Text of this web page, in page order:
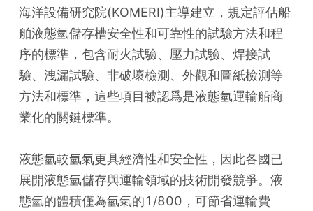
海洋設備研究院(KOMERI)主導建立，規定評估船
舶液態氫儲存槽安全性和可靠性的試驗方法和程
序的標準，包含耐火試驗、壓力試驗、焊接試
驗、洩漏試驗、非破壞檢測、外觀和圖紙檢測等
方法和標準，這些項目被認爲是液態氫運輸船商
業化的關鍵標準。
液態氫較氫氣更具經濟性和安全性，因此各國已
展開液態氫儲存與運輸領域的技術開發競爭。液
態氫的體積僅為氫氣的1/800，可節省運輸費